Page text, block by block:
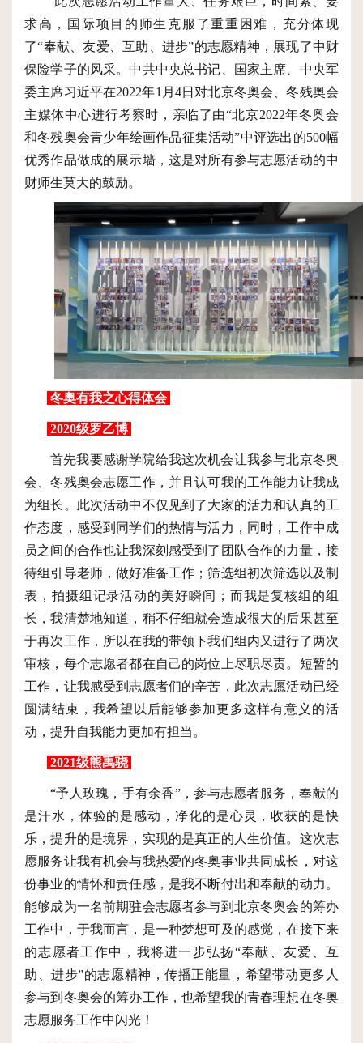
求高，国际项目的师生克服了重重困难，充分体现
了“奉献、友爱、互助、进步”的志愿精神，展现了中财
保险学子的风采。中共中央总书记、国家主席、中央军
委主席习近平在2022年1月4日对北京冬奥会、冬残奥会
主媒体中心进行考察时，亲临了由“北京2022年冬奥会
和冬残奥会青少年绘画作品征集活动”中评选出的500幅
优秀作品做成的展示墙，这是对所有参与志愿活动的中
财师生莫大的鼓励。
冬奥有我之心得体会
2020级罗乙博
首先我要感谢学院给我这次机会让我参与北京冬奥
会、冬残奥会志愿工作，并且认可我的工作能力让我成
为组长。此次活动中不仅见到了大家的活力和认真的工
作态度，感受到同学们的热情与活力，同时，工作中成
员之间的合作也让我深刻感受到了团队合作的力量，接
待组引导老师，做好准备工作；筛选组初次筛选以及制
表，拍摄组记录活动的美好瞬间；而我是复核组的组
长，我清楚地知道，稍不仔细就会造成很大的后果甚至
于再次工作，所以在我的带领下我们组内又进行了两次
审核，每个志愿者都在自己的岗位上尽职尽责。短暂的
工作，让我感受到志愿者们的辛苦，此次志愿活动已经
圆满结束，我希望以后能够参加更多这样有意义的活
动，提升自我能力更加有担当。
2021级熊禹骁
“予人玫瑰，手有余香”，参与志愿者服务，奉献的
是汗水，体验的是感动，净化的是心灵，收获的是快
乐，提升的是境界，实现的是真正的人生价值。这次志
愿服务让我有机会与我热爱的冬奥事业共同成长，对这
份事业的情怀和责任感，是我不断付出和奉献的动力。
能够成为一名前期驻会志愿者参与到北京冬奥会的筹办
工作中，于我而言，是一种梦想可及的感觉，在接下来
的志愿者工作中，我将进一步弘扬“奉献、友爱、互
助、进步”的志愿精神，传播正能量，希望带动更多人
参与到冬奥会的筹办工作，也希望我的青春理想在冬奥
志愿服务工作中闪光！